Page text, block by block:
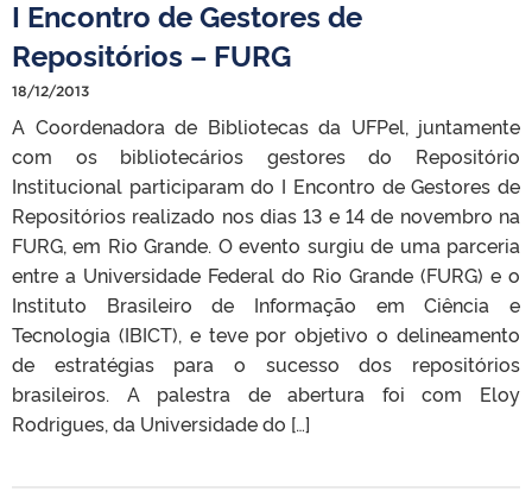
I Encontro de Gestores de
Repositórios – FURG
18/12/2013
A Coordenadora de Bibliotecas da UFPel, juntamente
com os bibliotecários gestores do Repositório
Institucional participaram do I Encontro de Gestores de
Repositórios realizado nos dias 13 e 14 de novembro na
FURG, em Rio Grande. O evento surgiu de uma parceria
entre a Universidade Federal do Rio Grande (FURG) e o
Instituto Brasileiro de Informação em Ciência e
Tecnologia (IBICT), e teve por objetivo o delineamento
de estratégias para o sucesso dos repositórios
brasileiros. A palestra de abertura foi com Eloy
Rodrigues, da Universidade do […]